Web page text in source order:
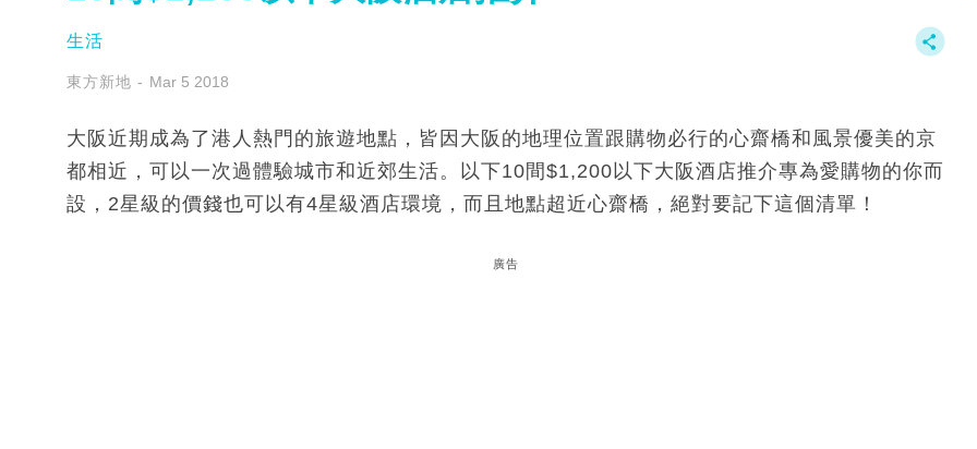
生活
東方新地 Mar 5 2018
大阪近期成為了港人熱門的旅遊地點，皆因大阪的地理位置跟購物必行的心齋橋和風景優美的京
都相近，可以一次過體驗城市和近郊生活。以下10間$1,200以下大阪酒店推介專為愛購物的你而
設，2星級的價錢也可以有4星級酒店環境，而且地點超近心齋橋，絕對要記下這個清單！
廣告